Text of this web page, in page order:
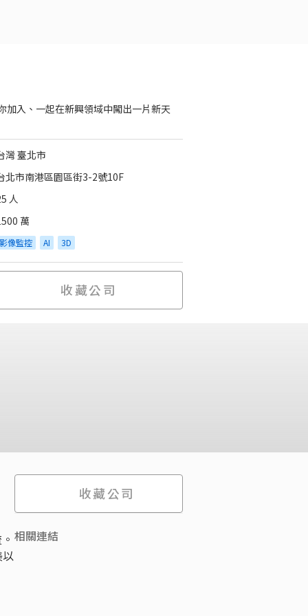
加入、一起在新興領域中闖出一片新天
灣 臺北市
北市南港區園區街3-2號10F
人
萬
影像監控 AI 3D
收藏公司
收藏公司
相關連結